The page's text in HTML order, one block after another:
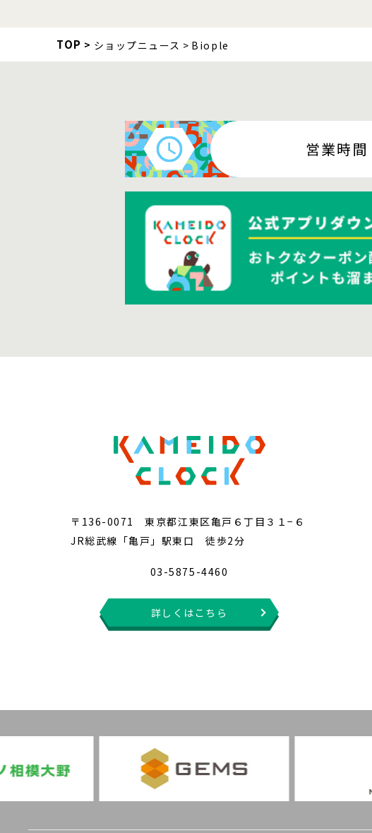
TOP ショップニュース Biople
営業時間
〒136-0071 東京都江東区亀戸６丁目３１−６
JR総武線「亀戸」駅東口 徒歩2分
03-5875-4460
詳しくはこちら